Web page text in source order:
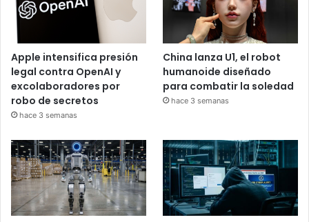
Apple intensifica presión
legal contra OpenAI y
excolaboradores por
robo de secretos
hace 3 semanas
China lanza U1, el robot
humanoide diseñado
para combatir la soledad
hace 3 semanas